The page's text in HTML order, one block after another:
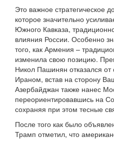
Это важное стратегическое
которое значительно
Южного Кавказа,
влияния России. Особенно
того, как Армения –
изменила свою позицию.
Никол Пашинян отказался от
Ираном, встав на сторону
Азербайджан также нанес
переориентировавшись на
сохраняя при этом тесные
После того как было
Трамп отметил, что